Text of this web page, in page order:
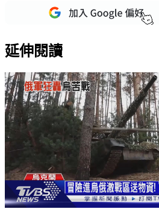
延伸閱讀